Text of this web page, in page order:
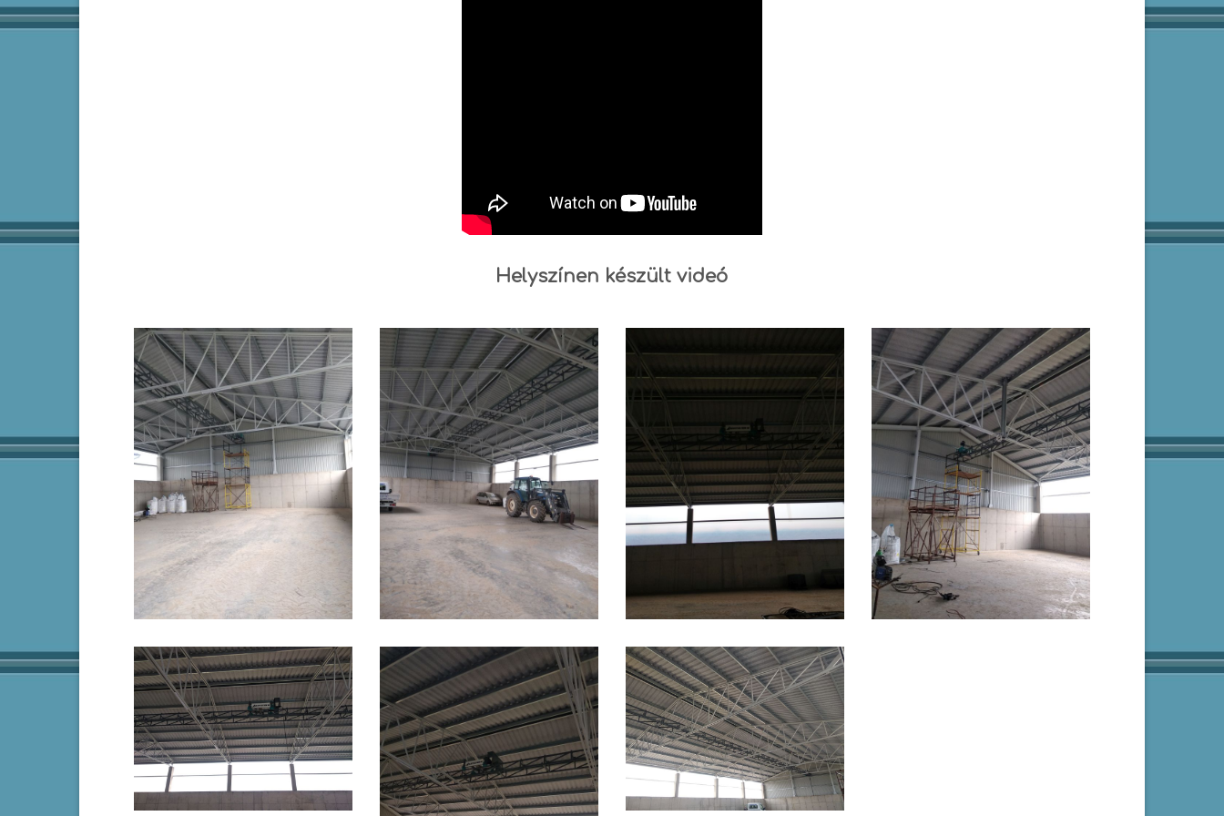
Helyszínen készült videó